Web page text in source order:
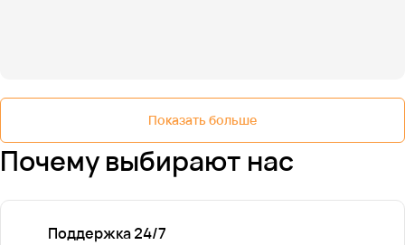
Показать больше
Почему выбирают нас
Поддержка 24/7